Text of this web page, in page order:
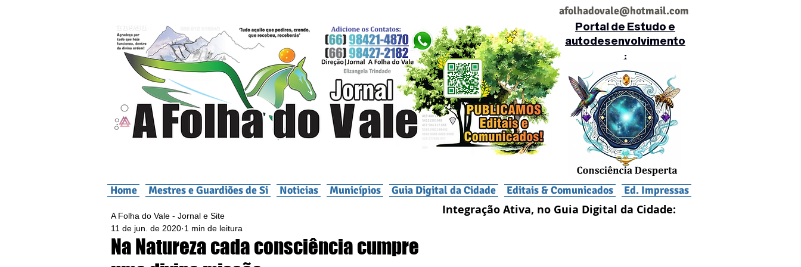
afolhadovale@hotmail.com
Portal de Estudo e
autodesenvolvimento
:
Home Mestres e Guardiões de Si Noticias Municípios Guia Digital da Cidade Editais & Comunicados Ed. Impressas
Na Natureza cada consciência cumpre
A Folha do Vale - Jornal e Site
11 de jun. de 2020 1 min de leitura
Integração Ativa, no Guia Digital da Cidade: